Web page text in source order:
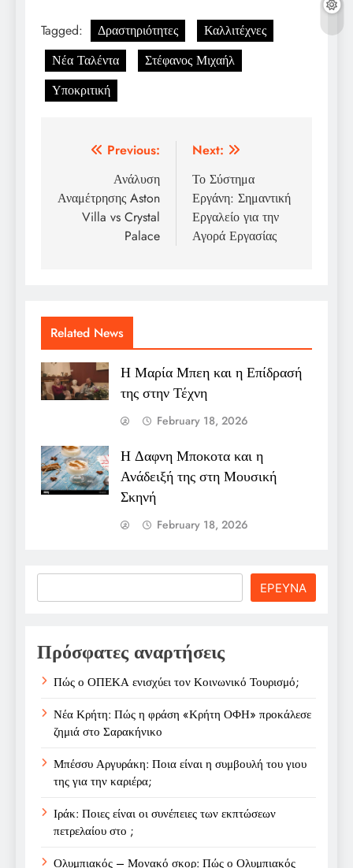
Tagged: Δραστηριότητες
Καλλιτέχνες
Νέα Ταλέντα
Στέφανος Μιχαήλ
Υποκριτική
Post
navigation
Previous:
Ανάλυση
Αναμέτρησης Aston
Villa vs Crystal
Palace
Next:
Το Σύστημα
Εργάνη: Σημαντική
Εργαλείο για την
Αγορά Εργασίας
Related News
Η Μαρία Μπεη και η Επίδρασή
της στην Τέχνη
February 18, 2026
Η Δαφνη Μποκοτα και η
Ανάδειξή της στη Μουσική
Σκηνή
February 18, 2026
ΕΡΕΥΝΑ
Πρόσφατες αναρτήσεις
Πώς ο ΟΠΕΚΑ ενισχύει τον Κοινωνικό Τουρισμό;
Νέα Κρήτη: Πώς η φράση «Κρήτη ΟΦΗ» προκάλεσε
ζημιά στο Σαρακήνικο
Μπέσσυ Αργυράκη: Ποια είναι η συμβουλή του γιου
της για την καριέρα;
Ιράκ: Ποιες είναι οι συνέπειες των εκπτώσεων
πετρελαίου στο ;
Ολυμπιακός – Μονακό σκορ: Πώς ο Ολυμπιακός